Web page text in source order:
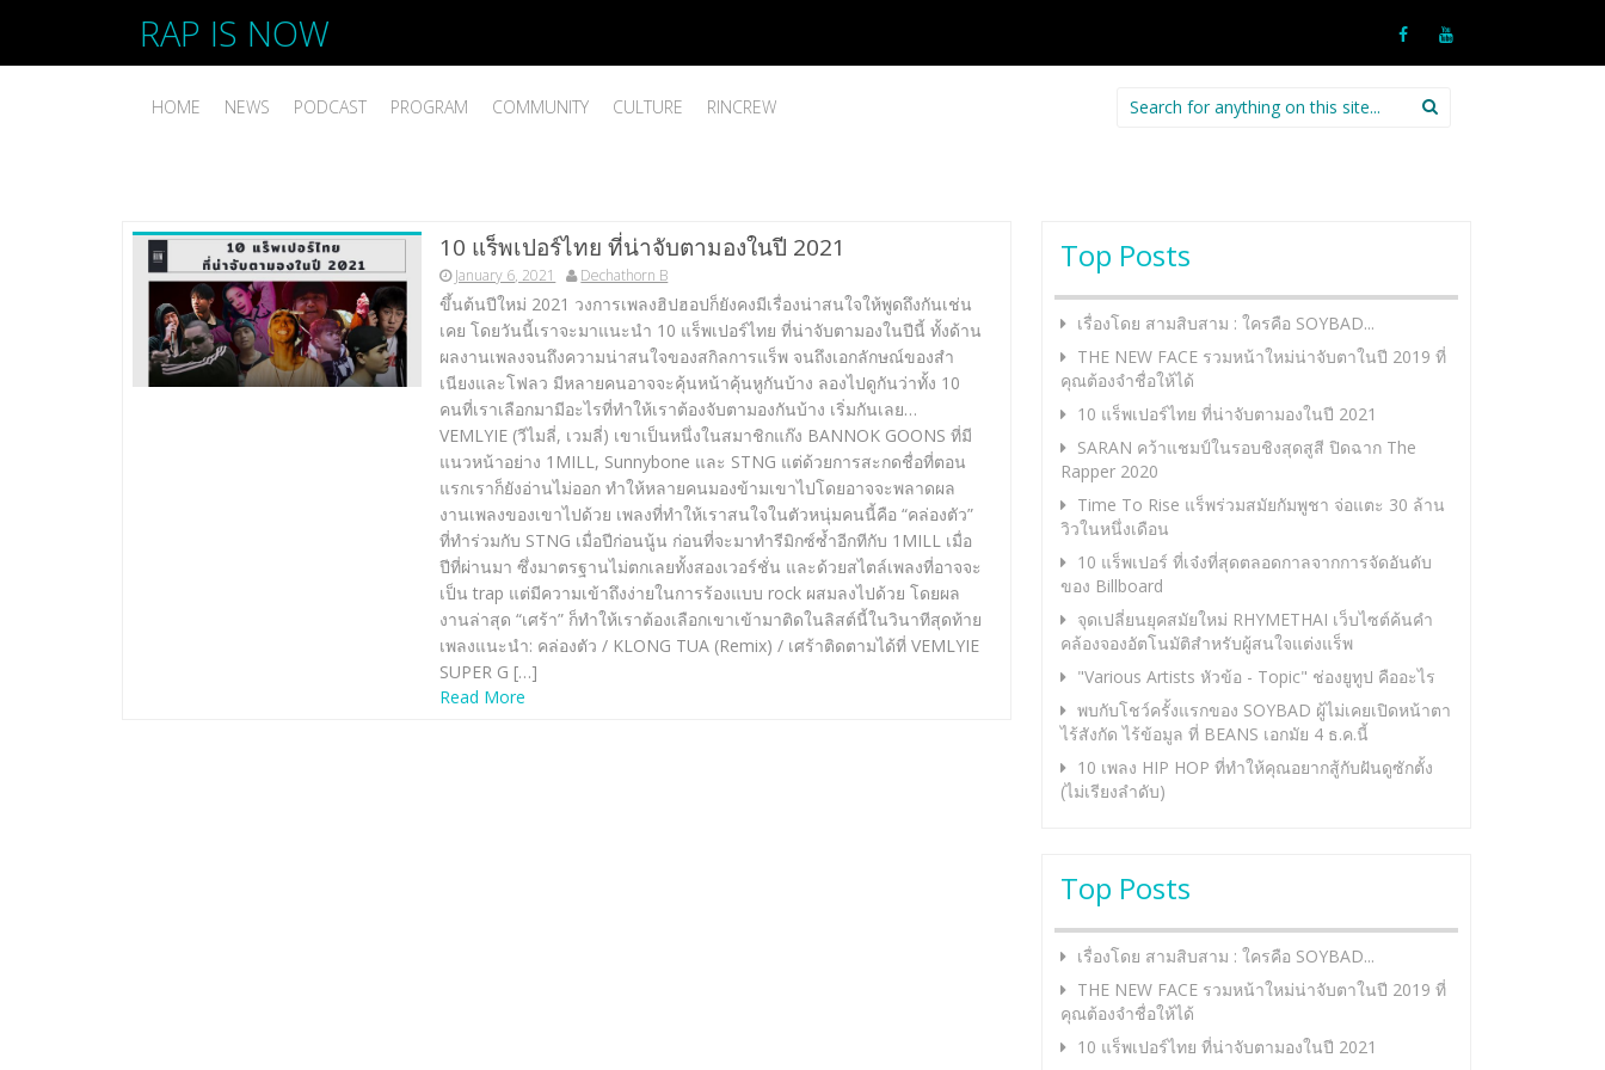
RAP IS NOW
HOME NEWS PODCAST PROGRAM COMMUNITY CULTURE RINCREW
Search
for:
10 แร็พเปอร์ไทย ที่น่าจับตามองในปี 2021
January 6, 2021 Dechathorn B
ขึ้นต้นปีใหม่ 2021 วงการเพลงฮิปฮอปก็ยังคงมีเรื่องน่าสนใจให้พูดถึงกันเช่น
เคย โดยวันนี้เราจะมาแนะนำ 10 แร็พเปอร์ไทย ที่น่าจับตามองในปีนี้ ทั้งด้าน
ผลงานเพลงจนถึงความน่าสนใจของสกิลการแร็พ จนถึงเอกลักษณ์ของสำ
เนียงและโฟลว มีหลายคนอาจจะคุ้นหน้าคุ้นหูกันบ้าง ลองไปดูกันว่าทั้ง 10
คนที่เราเลือกมามีอะไรที่ทำให้เราต้องจับตามองกันบ้าง เริ่มกันเลย…
VEMLYIE (วีไมลี่, เวมลี่) เขาเป็นหนึ่งในสมาชิกแก๊ง BANNOK GOONS ที่มี
แนวหน้าอย่าง 1MILL, Sunnybone และ STNG แต่ด้วยการสะกดชื่อที่ตอน
แรกเราก็ยังอ่านไม่ออก ทำให้หลายคนมองข้ามเขาไปโดยอาจจะพลาดผล
งานเพลงของเขาไปด้วย เพลงที่ทำให้เราสนใจในตัวหนุ่มคนนี้คือ “คล่องตัว”
ที่ทำร่วมกับ STNG เมื่อปีก่อนนู้น ก่อนที่จะมาทำรีมิกซ์ซ้ำอีกทีกับ 1MILL เมื่อ
ปีที่ผ่านมา ซึ่งมาตรฐานไม่ตกเลยทั้งสองเวอร์ชั่น และด้วยสไตล์เพลงที่อาจจะ
เป็น trap แต่มีความเข้าถึงง่ายในการร้องแบบ rock ผสมลงไปด้วย โดยผล
งานล่าสุด “เศร้า” ก็ทำให้เราต้องเลือกเขาเข้ามาติดในลิสต์นี้ในวินาทีสุดท้าย
เพลงแนะนำ: คล่องตัว / KLONG TUA (Remix) / เศร้าติดตามได้ที่ VEMLYIE
SUPER G […]
Read More
Top Posts
เรื่องโดย สามสิบสาม : ใครคือ SOYBAD...
THE NEW FACE รวมหน้าใหม่น่าจับตาในปี 2019 ที่
คุณต้องจำชื่อให้ได้
10 แร็พเปอร์ไทย ที่น่าจับตามองในปี 2021
SARAN คว้าแชมป์ในรอบชิงสุดสูสี ปิดฉาก The
Rapper 2020
Time To Rise แร็พร่วมสมัยกัมพูชา จ่อแตะ 30 ล้าน
วิวในหนึ่งเดือน
10 แร็พเปอร์ ที่เจ๋งที่สุดตลอดกาลจากการจัดอันดับ
ของ Billboard
จุดเปลี่ยนยุคสมัยใหม่ RHYMETHAI เว็บไซต์ค้นคำ
คล้องจองอัตโนมัติสำหรับผู้สนใจแต่งแร็พ
"Various Artists หัวข้อ - Topic" ช่องยูทูป คืออะไร
พบกับโชว์ครั้งแรกของ SOYBAD ผู้ไม่เคยเปิดหน้าตา
ไร้สังกัด ไร้ข้อมูล ที่ BEANS เอกมัย 4 ธ.ค.นี้
10 เพลง HIP HOP ที่ทำให้คุณอยากสู้กับฝันดูซักตั้ง
(ไม่เรียงลำดับ)
Top Posts
เรื่องโดย สามสิบสาม : ใครคือ SOYBAD...
THE NEW FACE รวมหน้าใหม่น่าจับตาในปี 2019 ที่
คุณต้องจำชื่อให้ได้
10 แร็พเปอร์ไทย ที่น่าจับตามองในปี 2021